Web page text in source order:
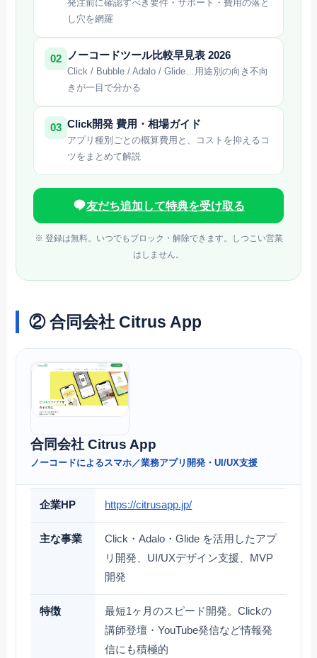
発注前に確認すべき要件・サポート・費用の落と
し穴を網羅
02 ノーコードツール比較早見表 2026
Click / Bubble / Adalo / Glide…用途別の向き不向
きが一目で分かる
03 Click開発 費用・相場ガイド
アプリ種別ごとの概算費用と、コストを抑えるコ
ツをまとめて解説
友だち追加して特典を受け取る
※ 登録は無料。いつでもブロック・解除できます。しつこい営業
はしません。
② 合同会社 Citrus App
合同会社 Citrus App
ノーコードによるスマホ／業務アプリ開発・UI/UX支援
企業HP https://citrusapp.jp/
主な事業
Click・Adalo・Glide を活用したアプ
リ開発、UI/UXデザイン支援、MVP
開発
特徴
最短1ヶ月のスピード開発。Clickの
講師登壇・YouTube発信など情報発
信にも積極的